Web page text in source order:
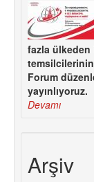
fazla
temsilcilerinin
Forum
yayınlıyoruz.
Devamı
Arşiv